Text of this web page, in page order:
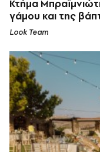
Κτήμα
γάμου και της
Look Team